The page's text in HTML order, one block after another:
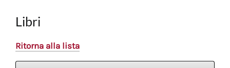
Libri
Ritorna alla lista